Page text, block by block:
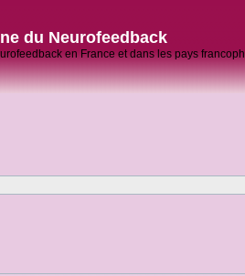
du Neurofeedback
en France et dans les pays